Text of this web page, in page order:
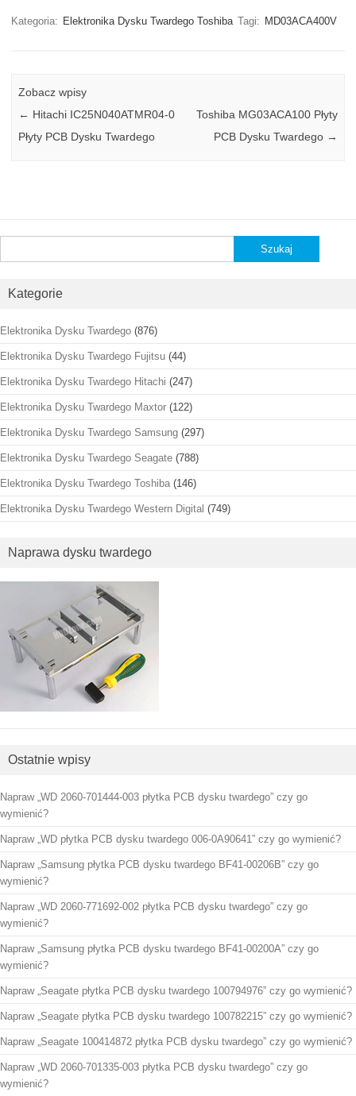
Kategoria: Elektronika Dysku Twardego Toshiba Tagi: MD03ACA400V
Zobacz wpisy
← Hitachi IC25N040ATMR04-0
Płyty PCB Dysku Twardego
Toshiba MG03ACA100 Płyty
PCB Dysku Twardego →
Kategorie
Elektronika Dysku Twardego (876)
Elektronika Dysku Twardego Fujitsu (44)
Elektronika Dysku Twardego Hitachi (247)
Elektronika Dysku Twardego Maxtor (122)
Elektronika Dysku Twardego Samsung (297)
Elektronika Dysku Twardego Seagate (788)
Elektronika Dysku Twardego Toshiba (146)
Elektronika Dysku Twardego Western Digital (749)
Naprawa dysku twardego
Ostatnie wpisy
Napraw „WD 2060-701444-003 płytka PCB dysku twardego” czy go
wymienić?
Napraw „WD płytka PCB dysku twardego 006-0A90641” czy go wymienić?
Napraw „Samsung płytka PCB dysku twardego BF41-00206B” czy go
wymienić?
Napraw „WD 2060-771692-002 płytka PCB dysku twardego” czy go
wymienić?
Napraw „Samsung płytka PCB dysku twardego BF41-00200A” czy go
wymienić?
Napraw „Seagate płytka PCB dysku twardego 100794976” czy go wymienić?
Napraw „Seagate płytka PCB dysku twardego 100782215” czy go wymienić?
Napraw „Seagate 100414872 płytka PCB dysku twardego” czy go wymienić?
Napraw „WD 2060-701335-003 płytka PCB dysku twardego” czy go
wymienić?